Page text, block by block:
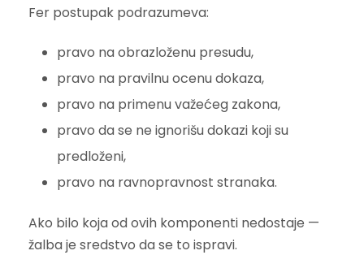
Fer postupak podrazumeva:
pravo na obrazloženu presudu,
pravo na pravilnu ocenu dokaza,
pravo na primenu važećeg zakona,
pravo da se ne ignorišu dokazi koji su
predloženi,
pravo na ravnopravnost stranaka.
Ako bilo koja od ovih komponenti nedostaje —
žalba je sredstvo da se to ispravi.